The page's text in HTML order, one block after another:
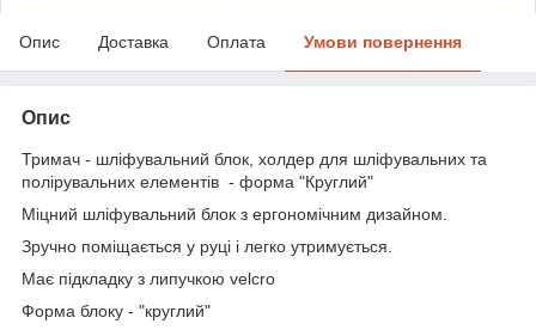
Опис Доставка Оплата Умови повернення
Опис
Тримач - шліфувальний блок, холдер для шліфувальних та
полірувальних елементів - форма "Круглий"
Міцний шліфувальний блок з ергономічним дизайном.
Зручно поміщається у руці і легко утримується.
Має підкладку з липучкою velcro
Форма блоку - "круглий"